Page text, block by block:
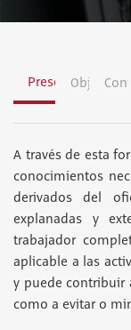
Presentación
Objetivos
A través de esta
conocimientos
derivados del
explanadas y
trabajador
aplicable a las
y puede contribuir
como a evitar o